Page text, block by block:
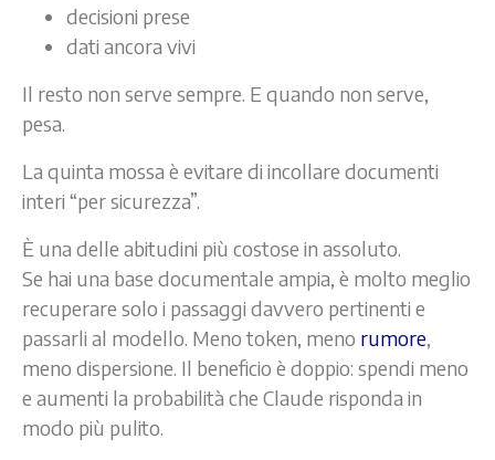
decisioni prese
dati ancora vivi
Il resto non serve sempre. E quando non serve,
pesa.
La quinta mossa è evitare di incollare documenti
interi “per sicurezza”.
È una delle abitudini più costose in assoluto.
Se hai una base documentale ampia, è molto meglio
recuperare solo i passaggi davvero pertinenti e
passarli al modello. Meno token, meno rumore,
meno dispersione. Il beneficio è doppio: spendi meno
e aumenti la probabilità che Claude risponda in
modo più pulito.